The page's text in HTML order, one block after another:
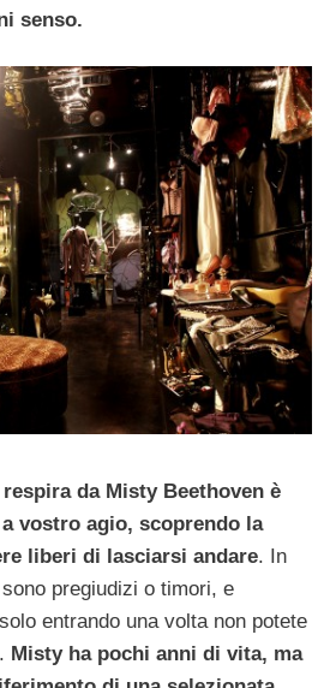
senso.
da Misty Beethoven è
vostro agio, scoprendo la
liberi di lasciarsi andare. In
pregiudizi o timori, e
entrando una volta non potete
Misty ha pochi anni di vita, ma